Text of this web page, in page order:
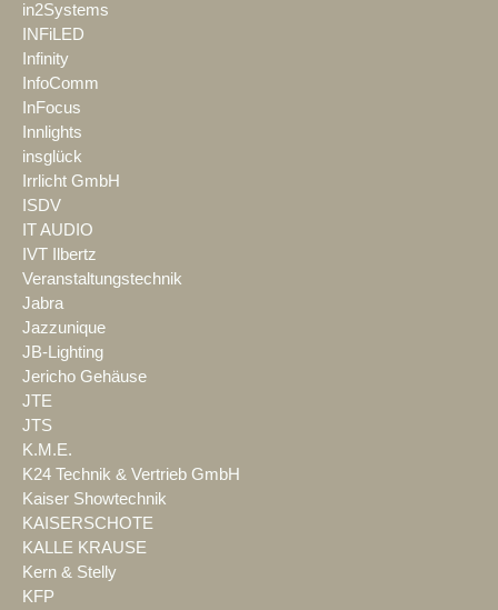
in2Systems
INFiLED
Infinity
InfoComm
InFocus
Innlights
insglück
Irrlicht GmbH
ISDV
IT AUDIO
IVT Ilbertz
Veranstaltungstechnik
Jabra
Jazzunique
JB-Lighting
Jericho Gehäuse
JTE
JTS
K.M.E.
K24 Technik & Vertrieb GmbH
Kaiser Showtechnik
KAISERSCHOTE
KALLE KRAUSE
Kern & Stelly
KFP